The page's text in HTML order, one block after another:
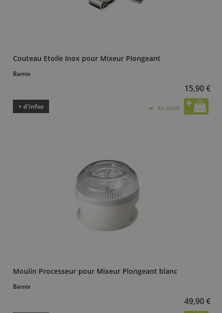
Couteau Etoile Inox pour Mixeur Plongeant
Bamix
15,90 €
+ d’infos En stock
Moulin Processeur pour Mixeur Plongeant blanc
Bamix
49,90 €